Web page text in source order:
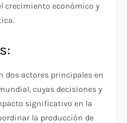
crecimiento económico y
dos actores principales en
cuyas decisiones y
significativo en la
la producción de